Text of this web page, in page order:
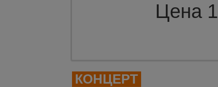
Цена
КОНЦЕРТ